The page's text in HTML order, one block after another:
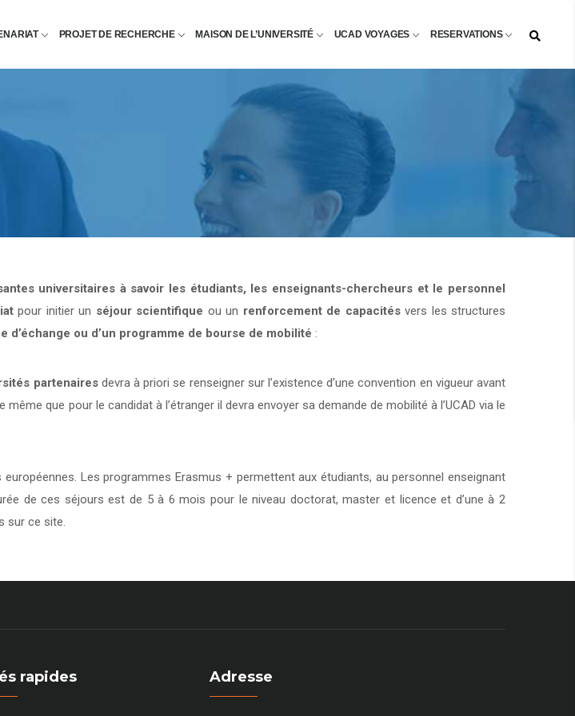
PROJET DE RECHERCHE MAISON DE L’UNIVERSITÉ UCAD VOYAGES RESERVATIONS
universitaires à savoir les étudiants, les enseignants-chercheurs et le personnel
pour initier un séjour scientifique ou un renforcement de capacitésvers les structures
d’échange ou d’un programme de bourse de mobilité :
partenairesdevra à priori se renseigner sur l’existence d’une convention en vigueur avant
que pour le candidat à l’étranger il devra envoyer sa demande de mobilité à l’UCAD via le
Les programmes Erasmus + permettent aux étudiants, au personnel enseignant
de ces séjours est de 5 à 6 mois pour le niveau doctorat, master et licence et d’une à 2
sur ce site.
rapides Adresse